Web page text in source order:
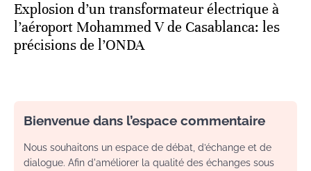
Explosion d’un transformateur électrique à
l’aéroport Mohammed V de Casablanca: les
précisions de l’ONDA
Bienvenue dans l’espace commentaire
Nous souhaitons un espace de débat, d’échange et de
dialogue. Afin d'améliorer la qualité des échanges sous